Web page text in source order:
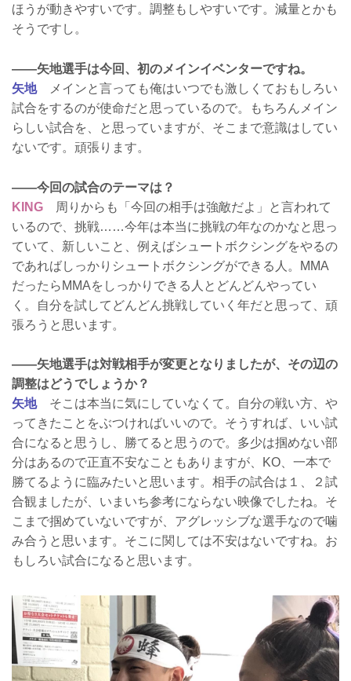
ほうが動きやすいです。調整もしやすいです。減量とかも
そうですし。
——矢地選手は今回、初のメインイベンターですね。
矢地メインと言っても俺はいつでも激しくておもしろい
試合をするのが使命だと思っているので。もちろんメイン
らしい試合を、と思っていますが、そこまで意識はしてい
ないです。頑張ります。
——今回の試合のテーマは？
KING 周りからも「今回の相手は強敵だよ」と言われて
いるので、挑戦……今年は本当に挑戦の年なのかなと思っ
ていて、新しいこと、例えばシュートボクシングをやるの
であればしっかりシュートボクシングができる人。MMA
だったらMMAをしっかりできる人とどんどんやってい
く。自分を試してどんどん挑戦していく年だと思って、頑
張ろうと思います。
——矢地選手は対戦相手が変更となりましたが、その辺の
調整はどうでしょうか？
矢地そこは本当に気にしていなくて。自分の戦い方、や
ってきたことをぶつければいいので。そうすれば、いい試
合になると思うし、勝てると思うので。多少は掴めない部
分はあるので正直不安なこともありますが、KO、一本で
勝てるように臨みたいと思います。相手の試合は１、２試
合観ましたが、いまいち参考にならない映像でしたね。そ
こまで掴めていないですが、アグレッシブな選手なので噛
み合うと思います。そこに関しては不安はないですね。お
もしろい試合になると思います。